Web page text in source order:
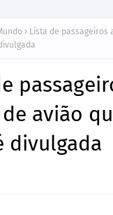
Lista de passageiros
avião
divulgada